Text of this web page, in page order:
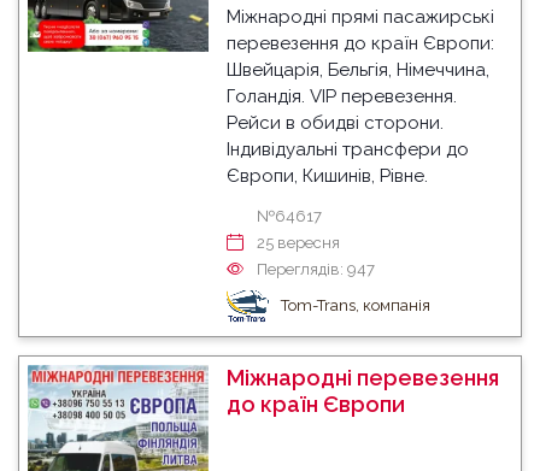
Міжнародні прямі пасажирські
перевезення до країн Європи:
Швейцарія, Бельгія, Німеччина,
Голандія. VIP перевезення.
Рейси в обидві сторони.
Індивідуальні трансфери до
Європи, Кишинів, Рівне.
№64617
25 вересня
Переглядів: 947
Tom-Trans, компанія
Міжнародні перевезення
до країн Європи